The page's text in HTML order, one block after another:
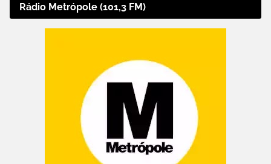
Rádio Metrópole (101,3 FM)